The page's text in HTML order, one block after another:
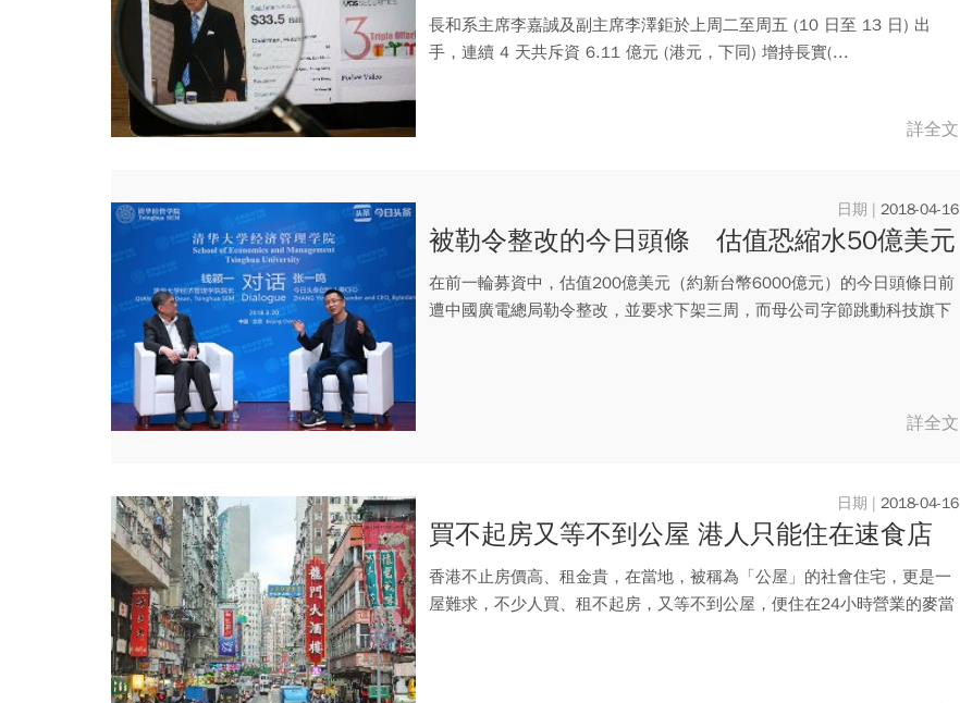
長和系主席李嘉誠及副主席李澤鉅於上周二至周五 (10 日至 13 日) 出
手，連續 4 天共斥資 6.11 億元 (港元，下同) 增持長實(...
詳全文
2018-04-16
被勒令整改的今日頭條 估值恐縮水50億美元
在前一輪募資中，估值200億美元（約新台幣6000億元）的今日頭條日前
遭中國廣電總局勒令整改，並要求下架三周，而母公司字節跳動科技旗下
詳全文
2018-04-16
買不起房又等不到公屋 港人只能住在速食店
香港不止房價高、租金貴，在當地，被稱為「公屋」的社會住宅，更是一
屋難求，不少人買、租不起房，又等不到公屋，便住在24小時營業的麥當